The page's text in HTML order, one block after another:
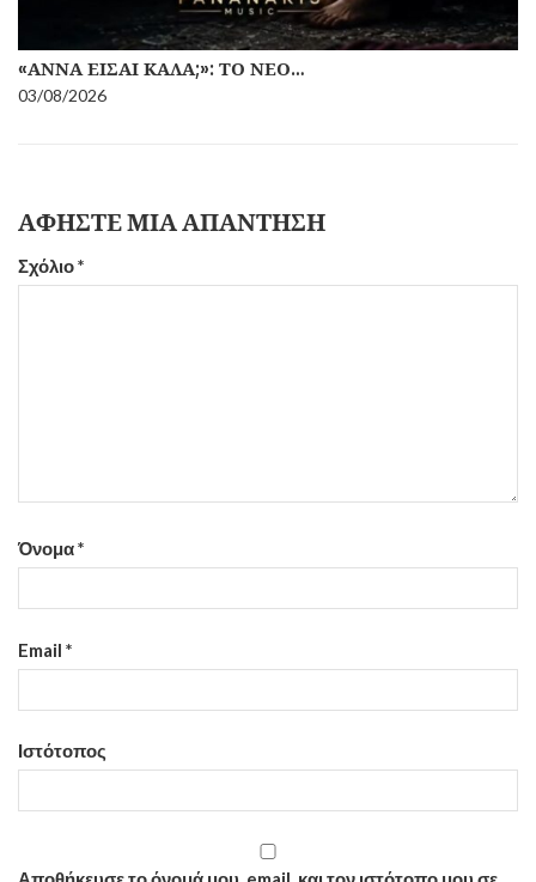
«ΆΝΝΑ ΕΊΣΑΙ ΚΑΛΆ;»: ΤΟ ΝΈΟ…
03/08/2026
ΑΦΉΣΤΕ ΜΙΑ ΑΠΆΝΤΗΣΗ
Σχόλιο*
Όνομα*
Email *
Ιστότοπος